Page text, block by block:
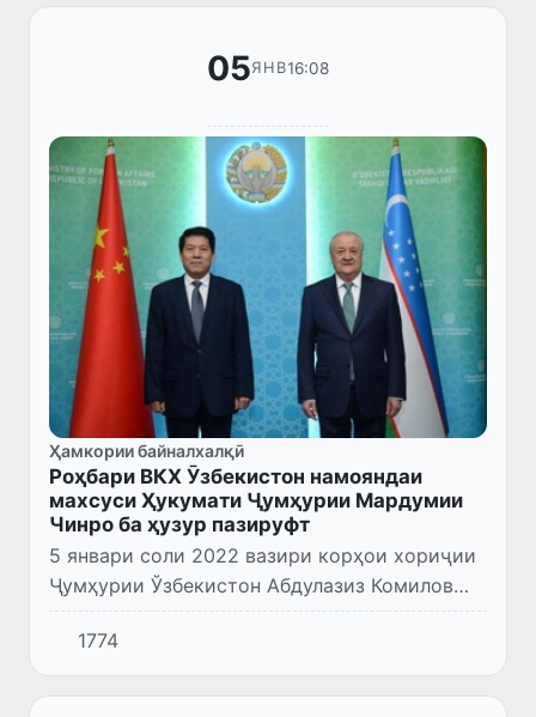
05ЯНВ16:08
Ҳамкории байналхалқӣ
Роҳбари ВКХ Ӯзбекистон намояндаи
махсуси Ҳукумати Ҷумҳурии Мардумии
Чинро ба ҳузур пазируфт
5 январи соли 2022 вазири корҳои хориҷии
Ҷумҳурии Ўзбекистон Абдулазиз Комилов
Намояндаи махсуси Ҳукумати Ҷумҳурии
Мардумии Чин оид ба корҳои Авруосиё Лӣ
Хуэйро пазируфт.
1774